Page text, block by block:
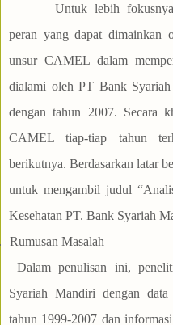
Untuk lebih
peran yang dapat dimainkan
unsur CAMEL dalam
dialami oleh PT Bank
dengan tahun 2007. Secara
CAMEL tiap-tiap tahun
berikutnya. Berdasarkan latar
untuk mengambil judul
Kesehatan PT. Bank Syariah
Rumusan Masalah
Dalam penulisan ini,
Syariah Mandiri dengan data
tahun 1999-2007 dan